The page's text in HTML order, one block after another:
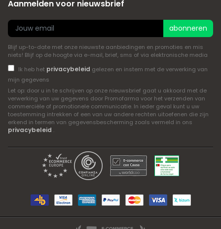
Aanmelden voor nieuwsbrief
abonneren
Blijf up-to-date met onze nieuwste aanbiedingen en promoties en mis
niets! Blijf op de hoogte via e-mail, brief, sms of via elektronische media
Ik heb het privacybeleid gelezen en instem met de verwerking van
mijn gegevens
Let op: door u in te schrijven op onze nieuwsbrief gaat u akkoord met de
verwerking van uw gegevens door Promofarma voor het verzenden van
commerciële of promotionele communicatie. In ieder geval kunt u uw
toestemming intrekken of een van uw andere rechten uitoefenen die zijn
erkend in termen van gegevensbescherming zoals vermeld in ons
privacybeleid .